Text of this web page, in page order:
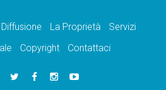
Diffusione La Proprietà
Servizi
Copyright Contattaci